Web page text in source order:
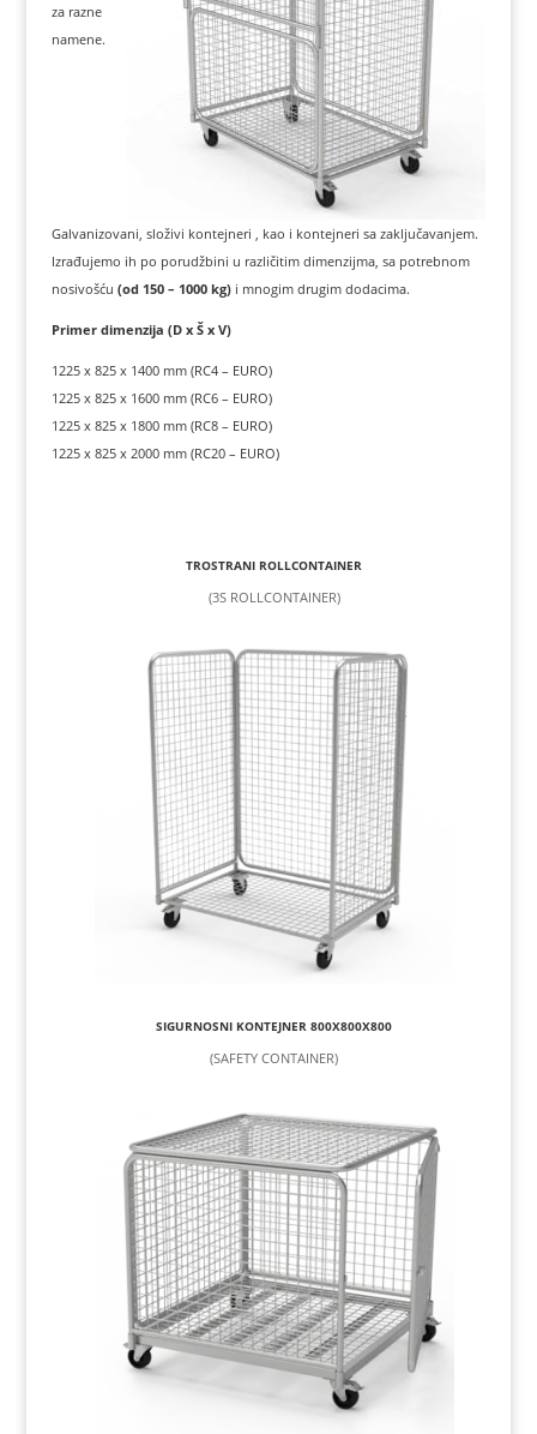
za razne
namene.
Galvanizovani, složivi kontejneri , kao i kontejneri sa zaključavanjem.
Izrađujemo ih po porudžbini u različitim dimenzijma, sa potrebnom
nosivošću (od 150 – 1000 kg)i mnogim drugim dodacima.
Primer dimenzija (D x Š x V)
1225 x 825 x 1400 mm (RC4 – EURO)
1225 x 825 x 1600 mm (RC6 – EURO)
1225 x 825 x 1800 mm (RC8 – EURO)
1225 x 825 x 2000 mm (RC20 – EURO)
TROSTRANI ROLLCONTAINER
(3S ROLLCONTAINER)
SIGURNOSNI KONTEJNER 800X800X800
(SAFETY CONTAINER)